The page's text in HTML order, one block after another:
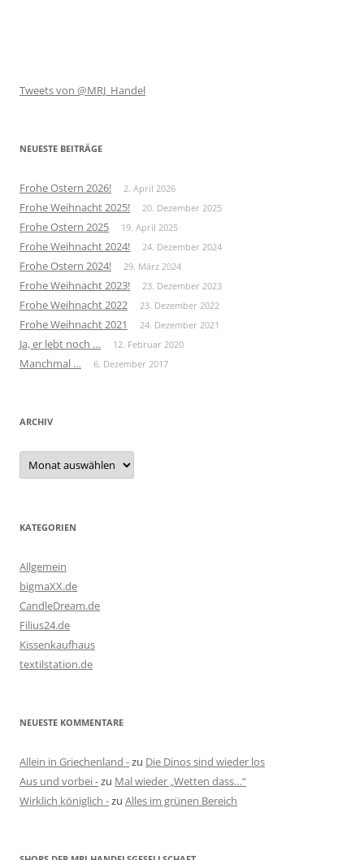
Tweets von @MRJ_Handel
NEUESTE BEITRÄGE
Frohe Ostern 2026! 2. April 2026
Frohe Weihnacht 2025! 20. Dezember 2025
Frohe Ostern 2025 19. April 2025
Frohe Weihnacht 2024! 24. Dezember 2024
Frohe Ostern 2024! 29. März 2024
Frohe Weihnacht 2023! 23. Dezember 2023
Frohe Weihnacht 2022 23. Dezember 2022
Frohe Weihnacht 2021 24. Dezember 2021
Ja, er lebt noch … 12. Februar 2020
Manchmal … 6. Dezember 2017
ARCHIV
Archiv
KATEGORIEN
Allgemein
bigmaXX.de
CandleDream.de
Filius24.de
Kissenkaufhaus
textilstation.de
NEUESTE KOMMENTARE
Allein in Griechenland -zu Die Dinos sind wieder los
Aus und vorbei -zu Mal wieder „Wetten dass…“
Wirklich königlich -zu Alles im grünen Bereich